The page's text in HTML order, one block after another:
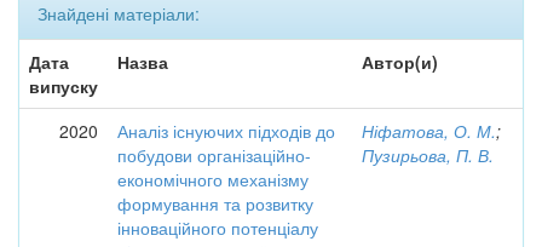
Знайдені матеріали:
Дата
випуску
Назва Автор(и)
2020
Аналіз існуючих підходів до
побудови організаційно-
економічного механізму
формування та розвитку
інноваційного потенціалу
Ніфатова, О. М.;
Пузирьова, П. В.